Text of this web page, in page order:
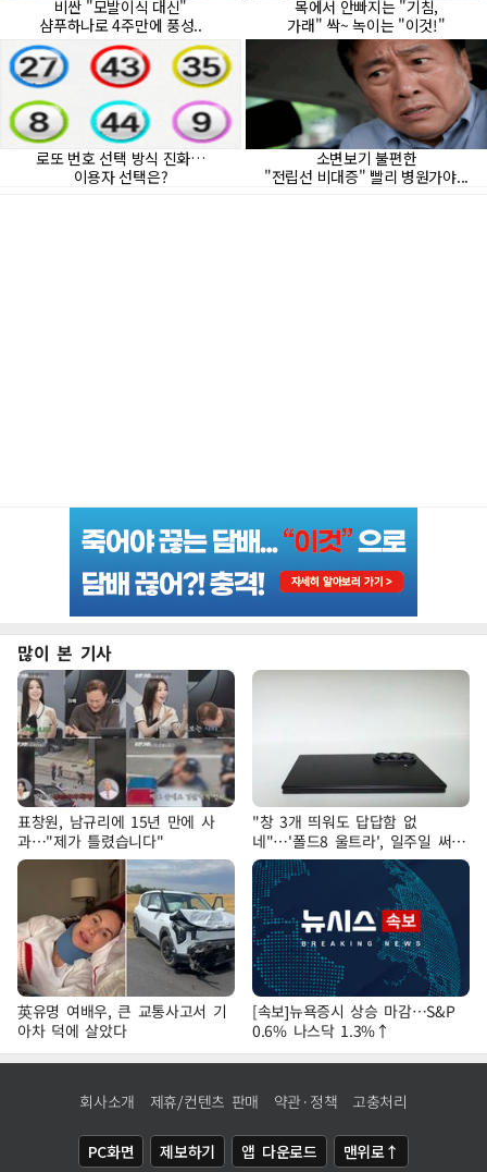
많이 본 기사
표창원, 남규리에 15년 만에 사
과…"제가 틀렸습니다"
"창 3개 띄워도 답답함 없
네"…'폴드8 울트라', 일주일 써보
니
英유명 여배우, 큰 교통사고서 기
아차 덕에 살았다
[속보]뉴욕증시 상승 마감…S&P
0.6% 나스닥 1.3%↑
회사소개 제휴/컨텐츠 판매 약관·정책 고충처리
PC화면 제보하기 앱 다운로드 맨위로↑